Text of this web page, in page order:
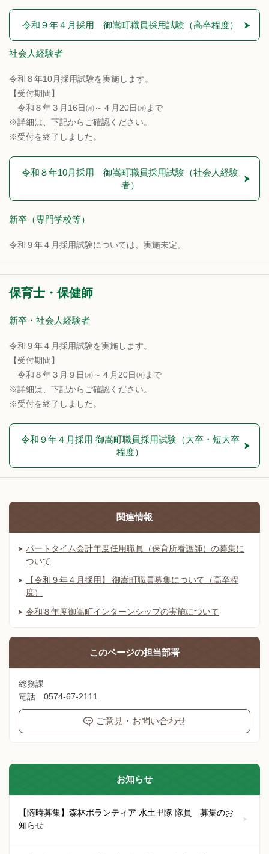
令和９年４月採用 御嵩町職員採用試験（高卒程度）
社会人経験者
令和８年10月採用試験を実施します。
【受付期間】
令和８年３月16日㈪～４月20日㈪まで
※詳細は、下記からご確認ください。
※受付を終了しました。
令和８年10月採用 御嵩町職員採用試験（社会人経験
者）
新卒（専門学校等）
令和９年４月採用試験については、実施未定。
保育士・保健師
新卒・社会人経験者
令和９年４月採用試験を実施します。
【受付期間】
令和８年３月９日㈪～４月20日㈪まで
※詳細は、下記からご確認ください。
※受付を終了しました。
令和９年４月採用 御嵩町職員採用試験（大卒・短大卒
程度）
関連情報
パートタイム会計年度任用職員（保育所看護師）の募集に
ついて
【令和９年４月採用】 御嵩町職員募集について（高卒程
度）
令和８年度御嵩町インターンシップの実施について
このページの担当部署
総務課
電話 0574-67-2111
ご意見・お問い合わせ
お知らせ
【随時募集】森林ボランティア 水土里隊 隊員 募集のお
知らせ